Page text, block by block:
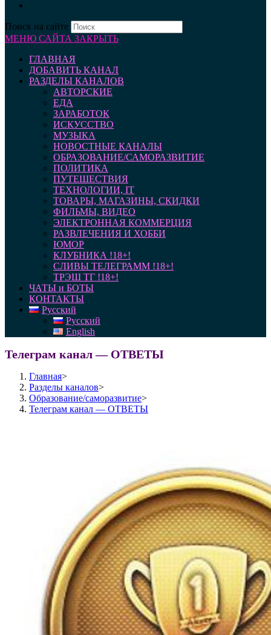
Поиск на сайте
МЕНЮ САЙТА ЗАКРЫТЬ
ГЛАВНАЯ
ДОБАВИТЬ КАНАЛ
РАЗДЕЛЫ КАНАЛОВ
АВТОРСКИЕ
ЕДА
ЗАРАБОТОК
ИСКУССТВО
МУЗЫКА
НОВОСТНЫЕ КАНАЛЫ
ОБРАЗОВАНИЕ/САМОРАЗВИТИЕ
ПОЛИТИКА
ПУТЕШЕСТВИЯ
ТЕХНОЛОГИИ, IT
ТОВАРЫ, МАГАЗИНЫ, СКИДКИ
ФИЛЬМЫ, ВИДЕО
ЭЛЕКТРОННАЯ КОММЕРЦИЯ
РАЗВЛЕЧЕНИЯ И ХОББИ
ЮМОР
КЛУБНИКА !18+!
СЛИВЫ ТЕЛЕГРАММ !18+!
ТРЭШ ТГ !18+!
ЧАТЫ и БОТЫ
КОНТАКТЫ
Русский
Русский
English
Телеграм канал — ОТВЕТЫ
Главная>
Разделы каналов>
Образование/саморазвитие>
Телеграм канал — ОТВЕТЫ